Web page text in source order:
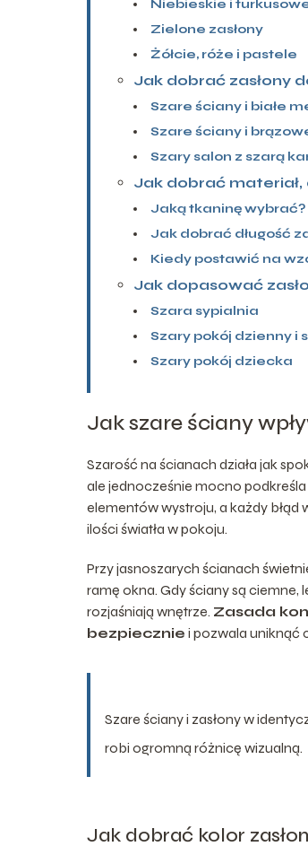
Niebieskie i
Zielone zasłony
Żółcie, róże i pastele
Jak dobrać zasłony
Szare ściany i białe
Szare ściany i
Szary salon z szarą
Jak dobrać materiał,
Jaką tkaninę wybrać?
Jak dobrać długość
Kiedy postawić na
Jak dopasować
Szara sypialnia
Szary pokój dzienny i
Szary pokój dziecka
Jak szare ściany
Szarość na ścianach działa jak
ale jednocześnie mocno podkreśla
elementów wystroju, a każdy
ilości światła w pokoju.
Przy jasnoszarych ścianach
ramę okna. Gdy ściany są ciemne,
rozjaśniają wnętrze. Zasada
bezpiecznie i pozwala uniknąć
Szare ściany i zasłony w
robi ogromną różnicę wizualną.
Jak dobrać kolor